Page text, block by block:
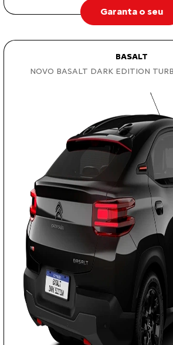
Garanta o seu
BASALT
NOVO BASALT DARK EDITION